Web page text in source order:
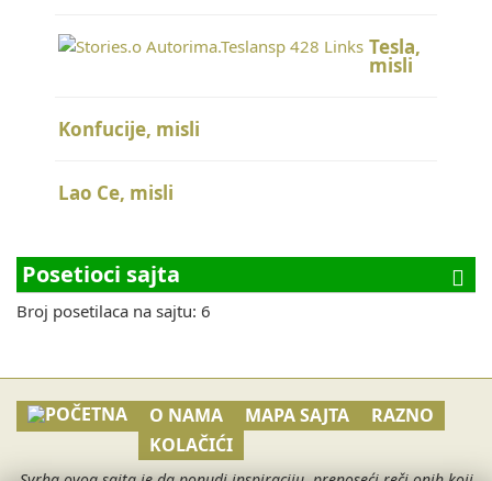
Tesla,
misli
Konfucije, misli
Lao Ce, misli
Posetioci sajta
Broj posetilaca na sajtu: 6
O NAMA MAPA SAJTA
RAZNO
KOLAČIĆI